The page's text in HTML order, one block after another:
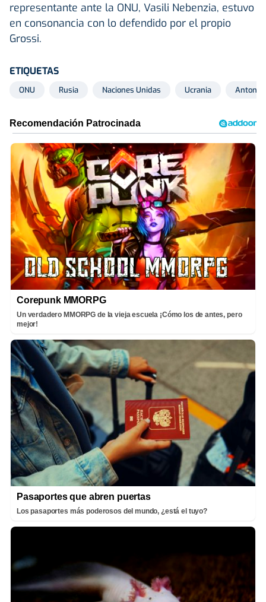
representante ante la ONU, Vasili Nebenzia, estuvo
en consonancia con lo defendido por el propio
Grossi.
ETIQUETAS
ONU Rusia Naciones Unidas Ucrania Antonio
Corepunk MMORPG
Un verdadero MMORPG de la vieja escuela ¡Cómo los de antes, pero
mejor!
Pasaportes que abren puertas
Los pasaportes más poderosos del mundo, ¿está el tuyo?